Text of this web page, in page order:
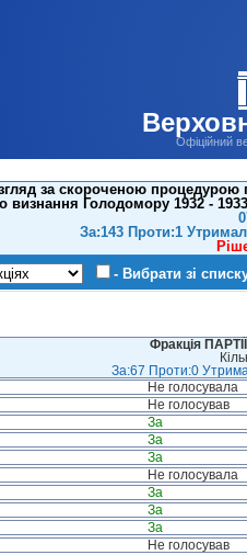
Офіційний
за скороченою
визнання Голодомору 1932 -
За:143 Проти:1
- Вибрати зі
Фракція
За:67 Проти:0
Не голосувала
Не голосував
За
За
За
Не голосувала
За
За
За
Не голосував